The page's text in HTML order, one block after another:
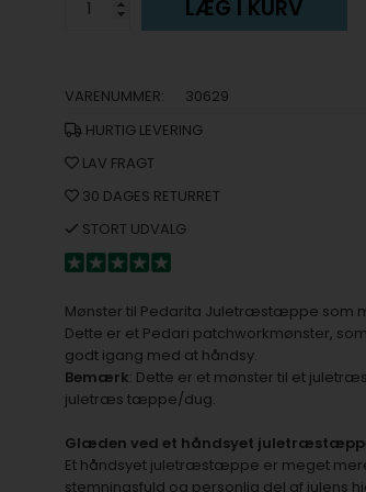
LÆG I KURV
VARENUMMER:
30629
HURTIG LEVERING
LAV FRAGT
30 DAGES RETURRET
STORT UDVALG
Mønster til Pedarita Juletræstæppe som
Dette er et Pedari patchworkmønster,
godt igang med at håndsy.
Bemærk: Dette er et mønster til et
juletræs tæppe/dug.
Glæden ved et håndsyet
Et håndsyet juletræstæppe er meget
stemningsfuld og personlig del af julens